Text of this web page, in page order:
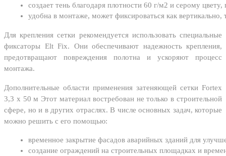
создает тень благодаря плотности 60 г/м2 и серому
удобна в монтаже, может фиксироваться как вертикально,
Для крепления сетки рекомендуется использовать специальные
фиксаторы Elt Fix. Они обеспечивают надежность крепления,
предотвращают повреждения полотна и ускоряют процесс
монтажа.
Дополнительные области применения затеняющей сетки Fortex
3,3 х 50 м Этот материал востребован не только в строительной
сфере, но и в других отраслях. В числе основных задач, которые
можно решить с его помощью:
временное закрытие фасадов аварийных зданий для
создание ограждений на строительных площадках и